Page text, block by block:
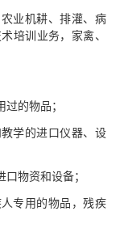
业机耕、排灌、病
培训业务，家禽、
过的物品；
学的进口仪器、设
口物资和设备；
专用的物品，残疾